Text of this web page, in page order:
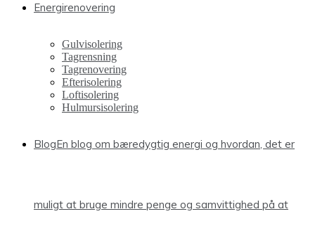
Energirenovering
Gulvisolering
Tagrensning
Tagrenovering
Efterisolering
Loftisolering
Hulmursisolering
BlogEn blog om bæredygtig energi og hvordan, det er
muligt at bruge mindre penge og samvittighed på at